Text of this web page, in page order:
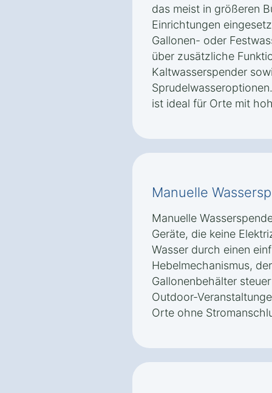
das meist in größeren
Einrichtungen
Gallonen- oder
über zusätzliche
Kaltwasserspender
ist ideal für Orte mit
Manuelle
Manuelle
Geräte, die keine
Wasser durch einen
Hebelmechanismus,
Gallonenbehälter
Outdoor-
Orte ohne